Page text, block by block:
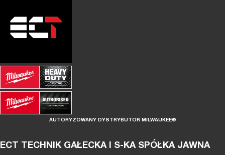
AUTORYZOWANY DYSTRYBUTOR MILWAUKEE®
ECT TECHNIK GAŁECKA I S-KA SPÓŁKA JAWNA